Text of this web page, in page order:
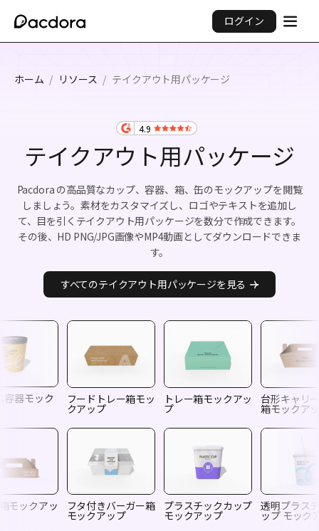
ログイン
ホーム / リソース / テイクアウト用パッケージ
4.9
テイクアウト用パッケージ
Pacdora の高品質なカップ、容器、箱、缶のモックアップを閲覧
しましょう。素材をカスタマイズし、ロゴやテキストを追加し
て、目を引くテイクアウト用パッケージを数分で作成できます。
その後、HD PNG/JPG画像やMP4動画としてダウンロードできま
す。
すべてのテイクアウト用パッケージを見る
容器モック フードトレー箱モッ
クアップ
トレー箱モックアッ
プ
台形キャリ
箱モックア
モックアッ フタ付きバーガー箱
モックアップ
プラスチックカップ
モックアップ
透明プラス
ップ モック